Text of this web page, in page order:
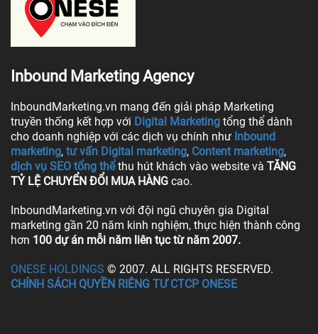
Inbound Marketing Agency
InboundMarketing.vn mang đến giải pháp Marketing
truyền thống kết hợp với Digital Marketing tổng thể dành
cho doanh nghiệp với các dịch vụ chính như Inbound
marketing, tư vấn Digital marketing, Content marketing,
dịch vụ SEO tổng thể thu hút khách vào website và TĂNG
TỶ LỆ CHUYỂN ĐỔI MUA HÀNG cao.
InboundMarketing.vn với đội ngũ chuyên gia Digital
marketing gần 20 năm kinh nghiệm, thực hiện thành công
hơn 100 dự án mỗi năm liên tục từ năm 2007.
ONESE HOLDINGS © 2007. ALL RIGHTS RESERVED.
CHÍNH SÁCH QUYỀN RIÊNG TƯ CTCP ONESE